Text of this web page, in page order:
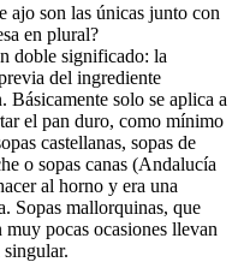
ajo son las únicas junto con
en plural?
doble significado: la
del ingrediente
Básicamente solo se aplica a
el pan duro, como mínimo
castellanas, sopas de
o sopas canas (Andalucía
al horno y era una
Sopas mallorquinas, que
pocas ocasiones llevan
singular.